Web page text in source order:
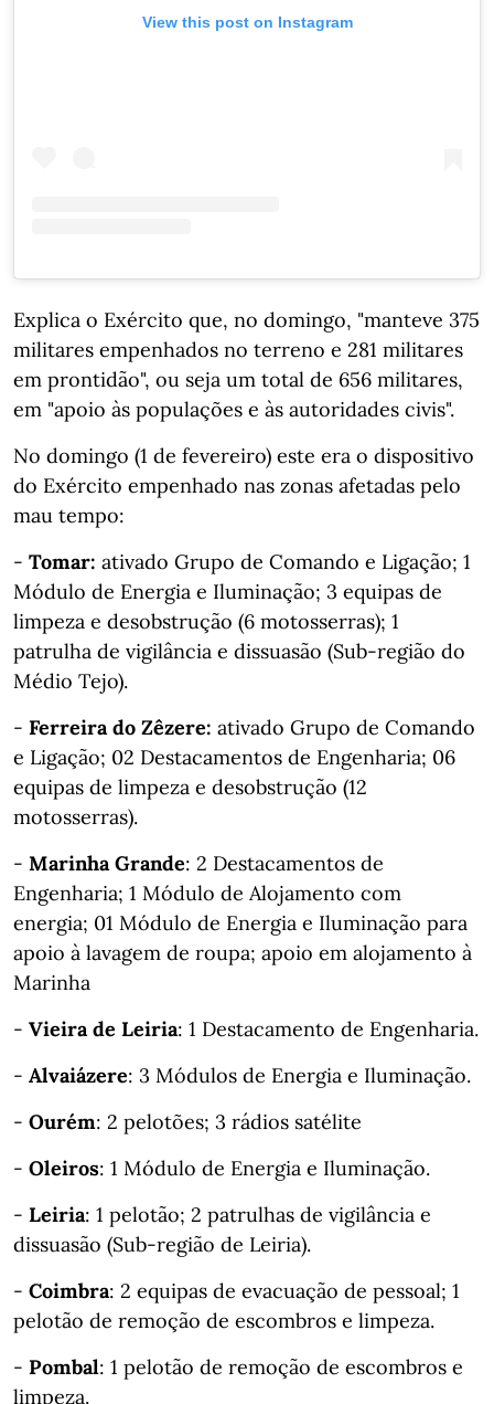
View this post on Instagram
Explica o Exército que, no domingo, "manteve 375
militares empenhados no terreno e 281 militares
em prontidão", ou seja um total de 656 militares,
em "apoio às populações e às autoridades civis".
No domingo (1 de fevereiro) este era o dispositivo
do Exército empenhado nas zonas afetadas pelo
mau tempo:
- Tomar: ativado Grupo de Comando e Ligação; 1
Módulo de Energia e Iluminação; 3 equipas de
limpeza e desobstrução (6 motosserras); 1
patrulha de vigilância e dissuasão (Sub-região do
Médio Tejo).
- Ferreira do Zêzere: ativado Grupo de Comando
e Ligação; 02 Destacamentos de Engenharia; 06
equipas de limpeza e desobstrução (12
motosserras).
- Marinha Grande: 2 Destacamentos de
Engenharia; 1 Módulo de Alojamento com
energia; 01 Módulo de Energia e Iluminação para
apoio à lavagem de roupa; apoio em alojamento à
Marinha
- Vieira de Leiria: 1 Destacamento de Engenharia.
- Alvaiázere: 3 Módulos de Energia e Iluminação.
- Ourém: 2 pelotões; 3 rádios satélite
- Oleiros: 1 Módulo de Energia e Iluminação.
- Leiria: 1 pelotão; 2 patrulhas de vigilância e
dissuasão (Sub-região de Leiria).
- Coimbra: 2 equipas de evacuação de pessoal; 1
pelotão de remoção de escombros e limpeza.
- Pombal: 1 pelotão de remoção de escombros e
limpeza.